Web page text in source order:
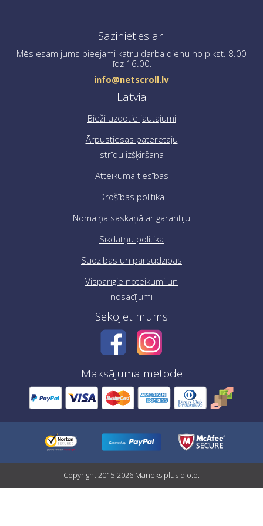
noformēšanā, lūdzu, sazinieties ar mums, rakstot uz
info@netscroll.lv.
Sazinieties ar:
Mēs esam jums pieejami katru darba dienu no plkst. 8.00
līdz 16.00.
info@netscroll.lv
Latvia
Bieži uzdotie jautājumi
Ārpustiesas patērētāju
strīdu izšķiršana
Atteikuma tiesības
Drošības politika
Nomaiņa saskaņā ar garantiju
Sīkdatņu politika
Sūdzības un pārsūdzības
Vispārīgie noteikumi un
nosacījumi
Sekojiet mums
Maksājuma metode
Copyright 2015-2026 Maneks plus d.o.o.